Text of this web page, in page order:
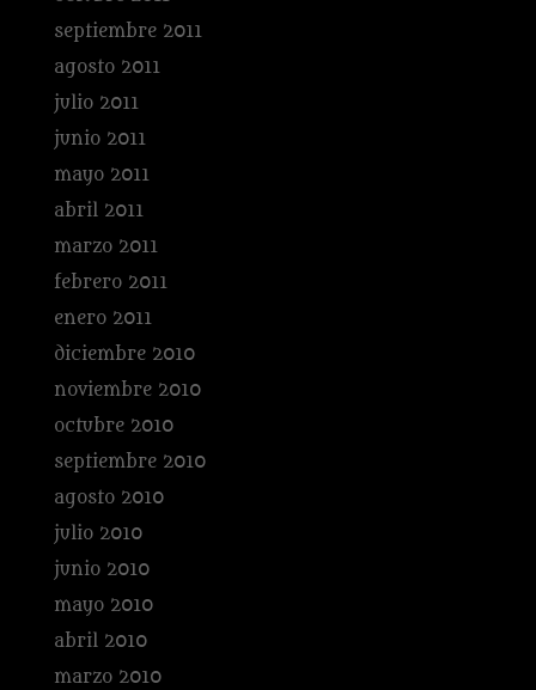
septiembre 2011
agosto 2011
julio 2011
junio 2011
mayo 2011
abril 2011
marzo 2011
febrero 2011
enero 2011
diciembre 2010
noviembre 2010
octubre 2010
septiembre 2010
agosto 2010
julio 2010
junio 2010
mayo 2010
abril 2010
marzo 2010